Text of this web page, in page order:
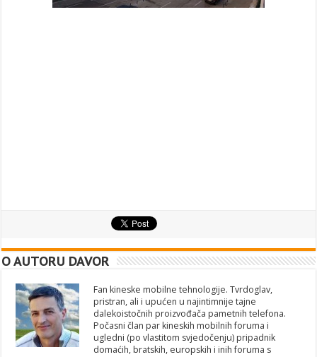
O AUTORU DAVOR
Fan kineske mobilne tehnologije. Tvrdoglav,
pristran, ali i upućen u najintimnije tajne
dalekoistočnih proizvođača pametnih telefona.
Počasni član par kineskih mobilnih foruma i
ugledni (po vlastitom svjedočenju) pripadnik
domaćih, bratskih, europskih i inih foruma s